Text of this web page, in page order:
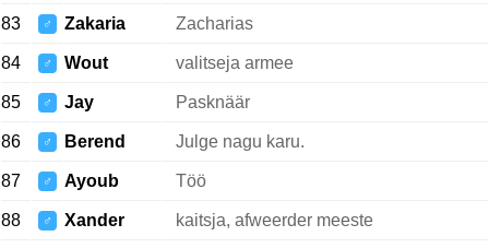
83 ♂ Zakaria Zacharias
84 ♂ Wout valitseja armee
85 ♂ Jay Pasknäär
86 ♂ Berend Julge nagu karu.
87 ♂ Ayoub Töö
88 ♂ Xander kaitsja, afweerder meeste